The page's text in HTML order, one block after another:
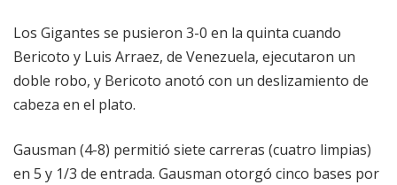
Los Gigantes se pusieron 3-0 en la quinta cuando
Bericoto y Luis Arraez, de Venezuela, ejecutaron un
doble robo, y Bericoto anotó con un deslizamiento de
cabeza en el plato.
Gausman (4-8) permitió siete carreras (cuatro limpias)
en 5 y 1/3 de entrada. Gausman otorgó cinco bases por